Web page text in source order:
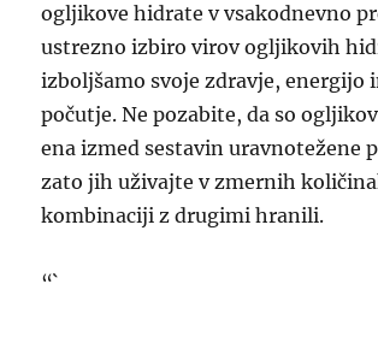
ogljikove hidrate v vsakodnevno
ustrezno izbiro virov ogljikovih
izboljšamo svoje zdravje, energijo
počutje. Ne pozabite, da so
ena izmed sestavin uravnotežene
zato jih uživajte v zmernih
kombinaciji z drugimi hranili.
“`